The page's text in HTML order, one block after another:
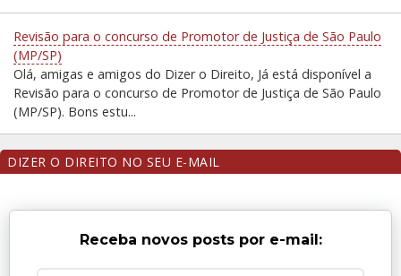
Revisão para o concurso de Promotor de Justiça de São Paulo
(MP/SP)
Olá, amigas e amigos do Dizer o Direito, Já está disponível a
Revisão para o concurso de Promotor de Justiça de São Paulo
(MP/SP). Bons estu...
DIZER O DIREITO NO SEU E-MAIL
Receba novos posts por e-mail: